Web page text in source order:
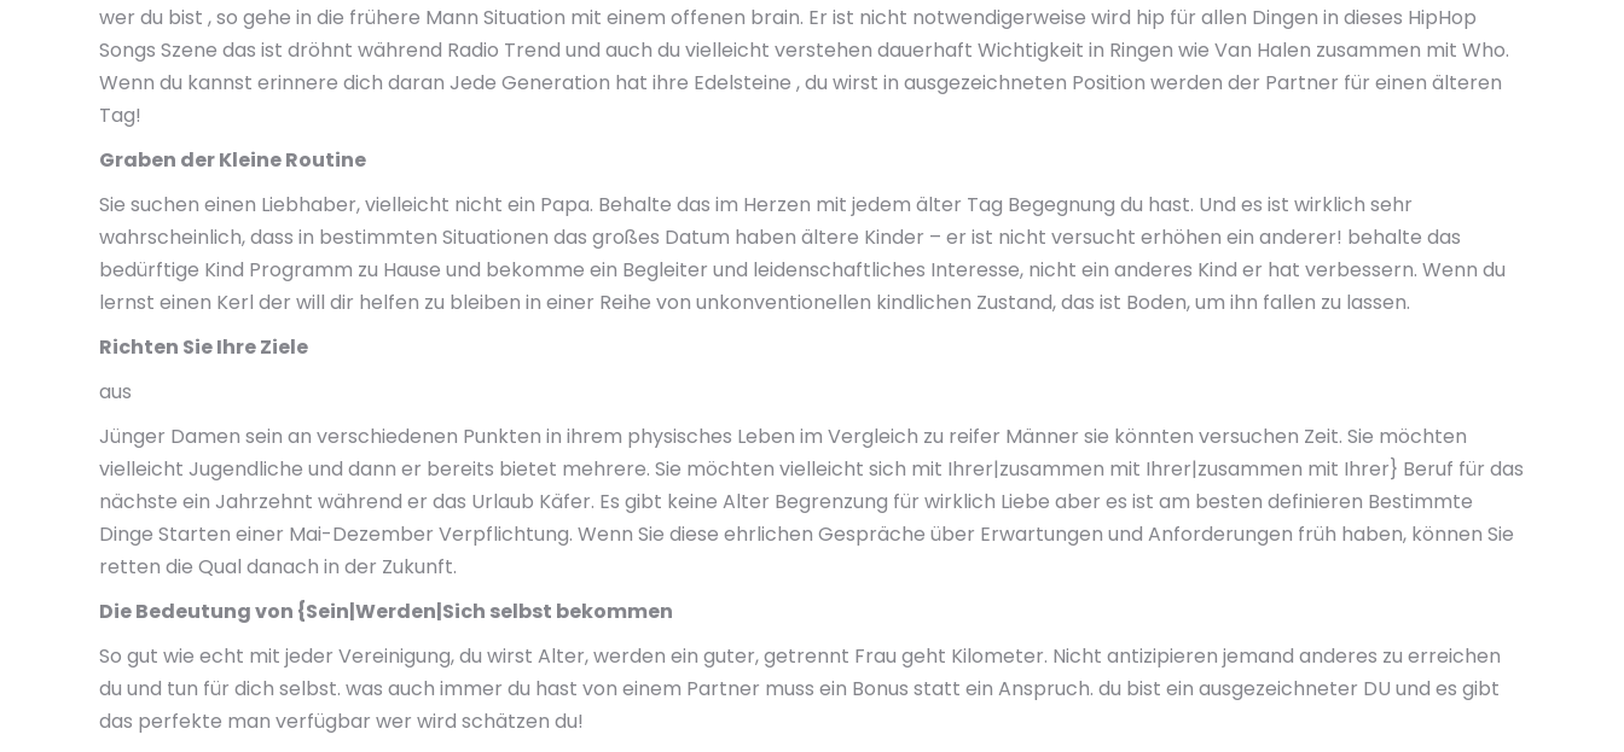
wer du bist , so gehe in die frühere Mann Situation mit einem offenen brain. Er ist nicht notwendigerweise wird hip für allen Dingen in dieses HipHop
Songs Szene das ist dröhnt während Radio Trend und auch du vielleicht verstehen dauerhaft Wichtigkeit in Ringen wie Van Halen zusammen mit Who.
Wenn du kannst erinnere dich daran Jede Generation hat ihre Edelsteine ​​, du wirst in ausgezeichneten Position werden der Partner für einen älteren
Tag!
Graben der Kleine Routine
Sie suchen einen Liebhaber, vielleicht nicht ein Papa. Behalte das im Herzen mit jedem älter Tag Begegnung du hast. Und es ist wirklich sehr
wahrscheinlich, dass in bestimmten Situationen das großes Datum haben ältere Kinder – er ist nicht versucht erhöhen ein anderer! behalte das
bedürftige Kind Programm zu Hause und bekomme ein Begleiter und leidenschaftliches Interesse, nicht ein anderes Kind er hat verbessern. Wenn du
lernst einen Kerl der will dir helfen zu bleiben in einer Reihe von unkonventionellen kindlichen Zustand, das ist Boden, um ihn fallen zu lassen.
Richten Sie Ihre Ziele
aus
Jünger Damen sein an verschiedenen Punkten in ihrem physisches Leben im Vergleich zu reifer Männer sie könnten versuchen Zeit. Sie möchten
vielleicht Jugendliche und dann er bereits bietet mehrere. Sie möchten vielleicht sich mit Ihrer|zusammen mit Ihrer|zusammen mit Ihrer} Beruf für das
nächste ein Jahrzehnt während er das Urlaub Käfer. Es gibt keine Alter Begrenzung für wirklich Liebe aber es ist am besten definieren Bestimmte
Dinge Starten einer Mai-Dezember Verpflichtung. Wenn Sie diese ehrlichen Gespräche über Erwartungen und Anforderungen früh haben, können Sie
retten die Qual danach in der Zukunft.
Die Bedeutung von {Sein|Werden|Sich selbst bekommen
So gut wie echt mit jeder Vereinigung, du wirst Alter, werden ein guter, getrennt Frau geht Kilometer. Nicht antizipieren jemand anderes zu erreichen
du und tun für dich selbst. was auch immer du hast von einem Partner muss ein Bonus statt ein Anspruch. du bist ein ausgezeichneter DU und es gibt
das perfekte man verfügbar wer wird schätzen du!